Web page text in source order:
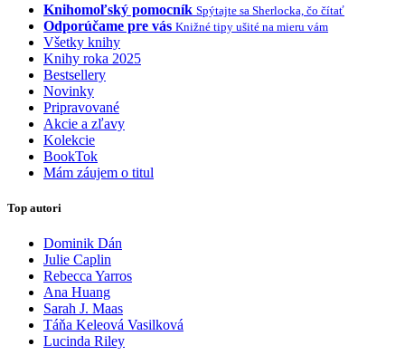
Knihomoľský pomocník Spýtajte sa Sherlocka, čo čítať
Odporúčame pre vás Knižné tipy ušité na mieru vám
Všetky knihy
Knihy roka 2025
Bestsellery
Novinky
Pripravované
Akcie a zľavy
Kolekcie
BookTok
Mám záujem o titul
Top autori
Dominik Dán
Julie Caplin
Rebecca Yarros
Ana Huang
Sarah J. Maas
Táňa Keleová Vasilková
Lucinda Riley